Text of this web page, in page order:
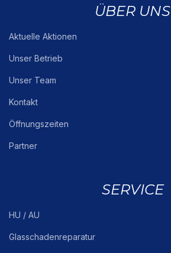
ÜBER UNS
Aktuelle Aktionen
Unser Betrieb
Unser Team
Kontakt
Öffnungszeiten
Partner
SERVICE
HU / AU
Glasschadenreparatur